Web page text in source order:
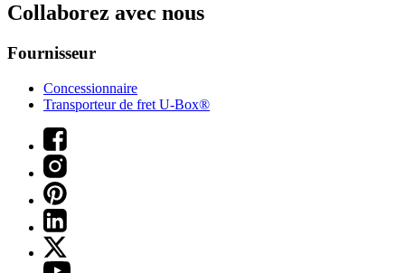
Collaborez avec nous
Fournisseur
Concessionnaire
Transporteur de fret U-Box®